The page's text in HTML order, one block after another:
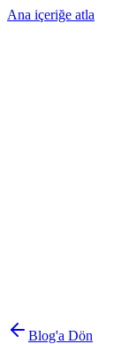
Ana içeriğe atla
Blog'a Dön